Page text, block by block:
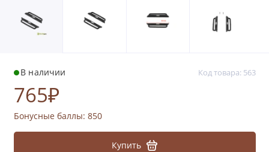
В наличии Код товара: 563
765₽
Бонусные баллы: 850
Купить